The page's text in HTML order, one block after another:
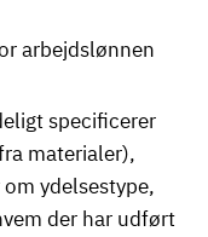
arbejdslønnen
specificerer
materialer),
ydelsestype,
der har udført